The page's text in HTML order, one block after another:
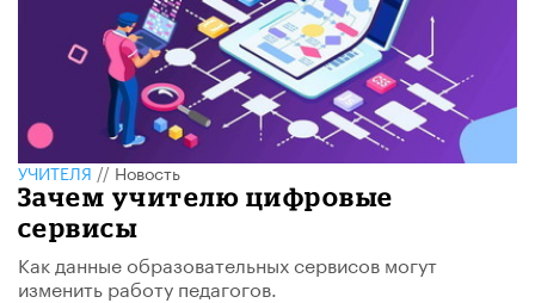
УЧИТЕЛЯ//Новость
Зачем учителю цифровые
сервисы
Как данные образовательных сервисов могут
изменить работу педагогов.